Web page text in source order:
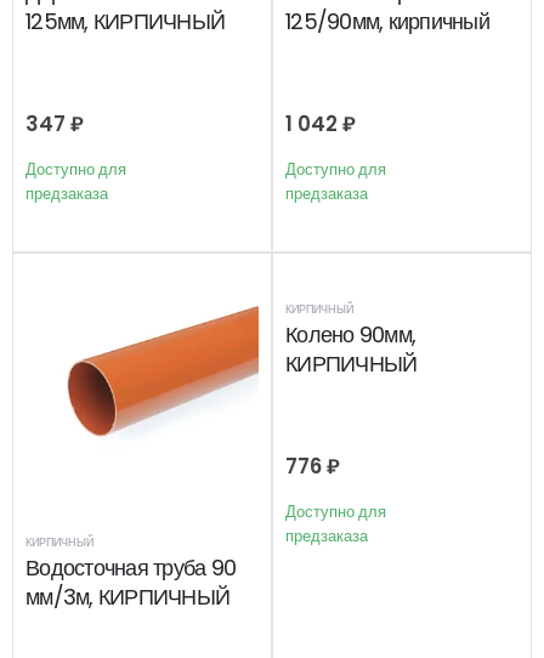
125мм, КИРПИЧНЫЙ
347 ₽
Доступно для
предзаказа
125/90мм, кирпичный
1 042 ₽
Доступно для
предзаказа
КИРПИЧНЫЙ
Водосточная труба 90
мм/3м, КИРПИЧНЫЙ
КИРПИЧНЫЙ
Колено 90мм,
КИРПИЧНЫЙ
776₽
Доступно для
предзаказа